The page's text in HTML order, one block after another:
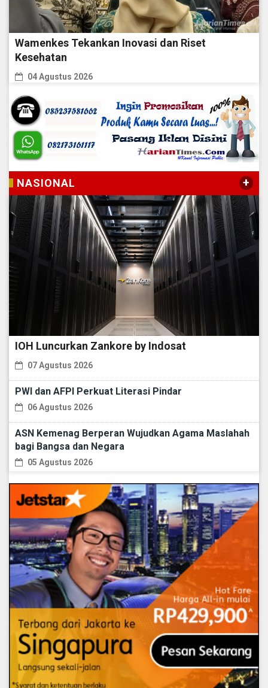
Wamenkes Tekankan Inovasi dan Riset
Kesehatan
04 Agustus 2026
NASIONAL +
IOH Luncurkan Zankore by Indosat
07 Agustus 2026
PWI dan AFPI Perkuat Literasi Pindar
06 Agustus 2026
ASN Kemenag Berperan Wujudkan Agama Maslahah
bagi Bangsa dan Negara
05 Agustus 2026